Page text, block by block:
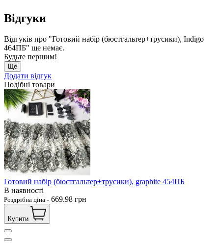
Відгуки
Відгуків про "Готовий набір (бюстгальтер+трусики), Indigo
464ПБ" ще немає.
Будьте першим!
Ще
Додати відгук
Подібні товари
Готовий набір (бюстгальтер+трусики), graphite 454ПБ
В наявності
Роздрібна ціна - 669.98 грн
Купити